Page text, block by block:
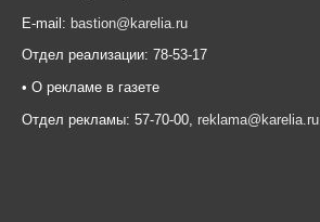
E-mail: bastion@karelia.ru
Отдел реализации: 78-53-17
• О рекламе в газете
Отдел рекламы: 57-70-00, reklama@karelia.ru